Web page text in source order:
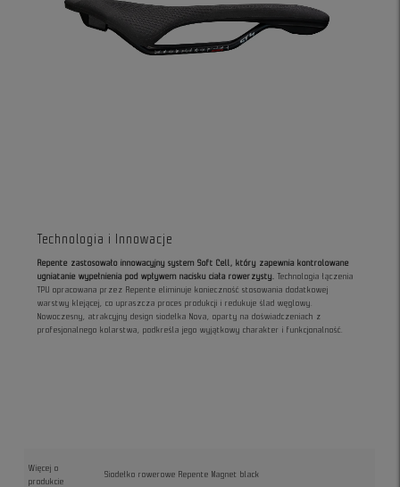
Technologia i Innowacje
Repente zastosowało innowacyjny system Soft Cell, który zapewnia kontrolowane
ugniatanie wypełnienia pod wpływem nacisku ciała rowerzysty.
Technologia łączenia
TPU opracowana przez Repente eliminuje konieczność stosowania dodatkowej
warstwy klejącej, co upraszcza proces produkcji i redukuje ślad węglowy.
Nowoczesny, atrakcyjny design siodełka Nova, oparty na doświadczeniach z
profesjonalnego kolarstwa, podkreśla jego wyjątkowy charakter i funkcjonalność.
Więcej o
produkcie
Siodełko rowerowe Repente Magnet black